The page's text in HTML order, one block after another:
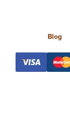
Blog